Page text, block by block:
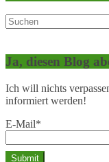
Ja, diesen Blog
Ich will nichts
informiert werden!
E-Mail*